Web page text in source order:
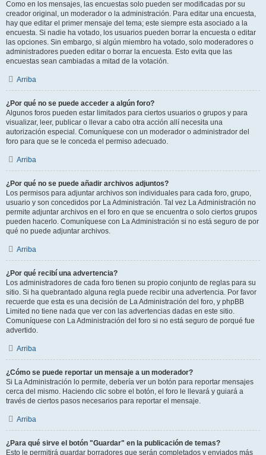
Como en los mensajes, las encuestas solo pueden ser modificadas por su
creador original, un moderador o la administración. Para editar una encuesta,
hay que editar el primer mensaje del tema; este siempre esta asociado a la
encuesta. Si nadie ha votado, los usuarios pueden borrar la encuesta o editar
las opciones. Sin embargo, si algún miembro ha votado, solo moderadores o
administradores pueden editar o borrar la encuesta. Esto evita que las
encuestas sean cambiadas a mitad de la votación.
Arriba
¿Por qué no se puede acceder a algún foro?
Algunos foros pueden estar limitados para ciertos usuarios o grupos y para
visualizar, leer, publicar o llevar a cabo otra acción allí necesita una
autorización especial. Comuníquese con un moderador o administrador del
foro para que se le conceda el permiso adecuado.
Arriba
¿Por qué no se puede añadir archivos adjuntos?
Los permisos para adjuntar archivos son individuales para cada foro, grupo,
usuario y son concedidos por La Administración. Tal vez La Administración no
permite adjuntar archivos en el foro en que se encuentra o solo ciertos grupos
pueden hacerlo. Comuníquese con La Administración si no está seguro de por
qué no puede adjuntar archivos.
Arriba
¿Por qué recibí una advertencia?
Los administradores de cada foro tienen su propio conjunto de reglas para su
sitio. Si ha quebrantado alguna regla puede recibir una advertencia. Por favor
recuerde que esta es una decisión de La Administración del foro, y phpBB
Limited no tiene nada que ver con las advertencias dadas en este sitio.
Comuníquese con La Administración del foro si no está seguro de porqué fue
advertido.
Arriba
¿Cómo se puede reportar un mensaje a un moderador?
Si La Administración lo permite, debería ver un botón para reportar mensajes
cerca del mismo. Haciendo clic sobre el botón, el foro le llevará y guiará a
través de ciertos pasos necesarios para reportar el mensaje.
Arriba
¿Para qué sirve el botón "Guardar" en la publicación de temas?
Esto le permitirá guardar borradores que serán completados y enviados más